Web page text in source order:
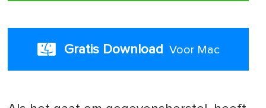
Gratis Download Voor Mac